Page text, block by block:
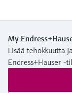
My
Lisää tehokkuutta
Endress+Hauser -